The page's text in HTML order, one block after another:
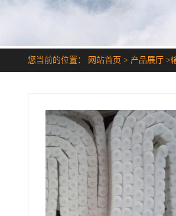
您当前的位置： 网站首页 > 产品展厅 >